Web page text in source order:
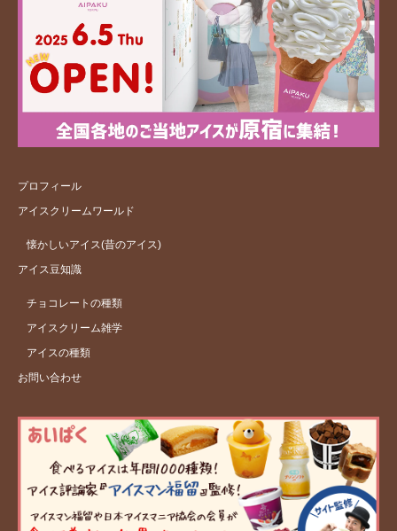
プロフィール
アイスクリームワールド
懐かしいアイス(昔のアイス)
アイス豆知識
チョコレートの種類
アイスクリーム雑学
アイスの種類
お問い合わせ